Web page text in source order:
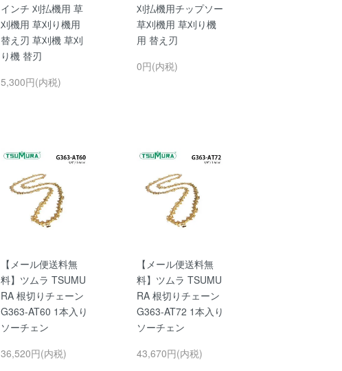
インチ 刈払機用 草
刈機用 草刈り機用
替え刃 草刈機 草刈
り機 替刃
5,300円(内税)
刈払機用チップソー
草刈機用 草刈り機
用 替え刃
0円(内税)
【メール便送料無
料】ツムラ TSUMU
RA 根切りチェーン
G363-AT60 1本入り
ソーチェン
36,520円(内税)
【メール便送料無
料】ツムラ TSUMU
RA 根切りチェーン
G363-AT72 1本入り
ソーチェン
43,670円(内税)